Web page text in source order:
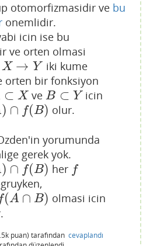
otomorfizmasidir ve bu
onemlidir.
icin ise bu
ve orten olmasi
X → Y
Y
iki kume
orten bir fonksiyon
⊂ X
X veB ⊂ Y
B⊂Y icin
) ∩ f(B) olur.
yorumunda
gerek yok.
) ∩ f(B) her f
f
f(A ∩ B) olmasi icin
puan) tarafından cevaplandı